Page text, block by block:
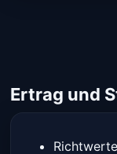
Ertrag und